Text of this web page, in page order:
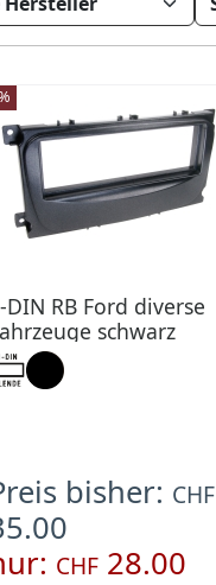
DIN RB Ford diverse
schwarz
bisher: CHF
CHF 28.00